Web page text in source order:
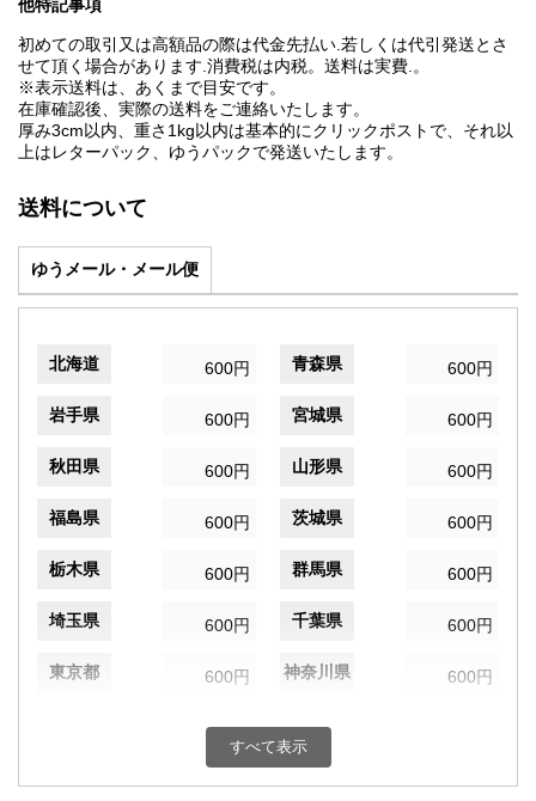
他特記事項
初めての取引又は高額品の際は代金先払い.若しくは代引発送とさ
せて頂く場合があります.消費税は内税。送料は実費.。
※表示送料は、あくまで目安です。
在庫確認後、実際の送料をご連絡いたします。
厚み3cm以内、重さ1kg以内は基本的にクリックポストで、それ以
上はレターパック、ゆうパックで発送いたします。
送料について
ゆうメール・メール便
北海道 600円 青森県 600円
岩手県 600円 宮城県 600円
秋田県 600円 山形県 600円
福島県 600円 茨城県 600円
栃木県 600円 群馬県 600円
埼玉県 600円 千葉県 600円
東京都 600円 神奈川県 600円
600円 富山県
すべて表示